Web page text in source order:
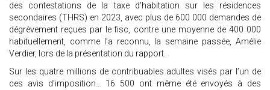
des contestations de la taxe d'habitation sur les résidences
secondaires (THRS) en 2023, avec plus de 600 000 demandes de
dégrèvement reçues par le fisc, contre une moyenne de 400 000
habituellement, comme l’a reconnu, la semaine passée, Amélie
Verdier, lors de la présentation du rapport.
Sur les quatre millions de contribuables adultes visés par l’un de
ces avis d’imposition… 16 500 ont même été envoyés à des